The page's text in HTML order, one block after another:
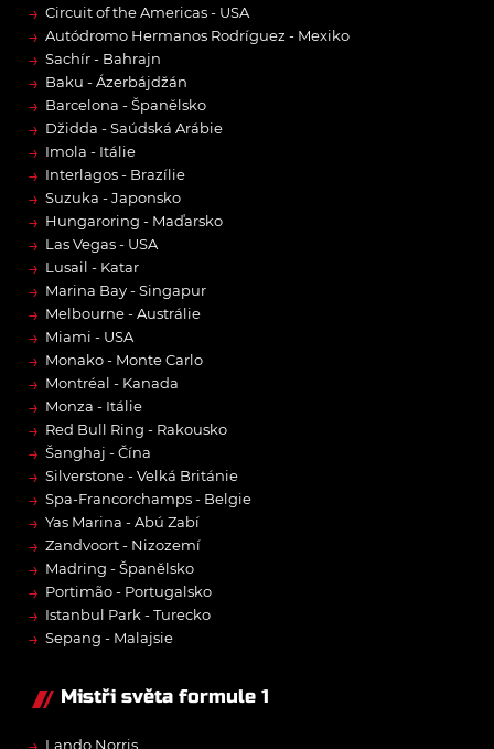
→ Circuit of the Americas - USA
→ Autódromo Hermanos Rodríguez - Mexiko
→ Sachír - Bahrajn
→ Baku - Ázerbájdžán
→ Barcelona - Španělsko
→ Džidda - Saúdská Arábie
→ Imola - Itálie
→ Interlagos - Brazílie
→ Suzuka - Japonsko
→ Hungaroring - Maďarsko
→ Las Vegas - USA
→ Lusail - Katar
→ Marina Bay - Singapur
→ Melbourne - Austrálie
→ Miami - USA
→ Monako - Monte Carlo
→ Montréal - Kanada
→ Monza - Itálie
→ Red Bull Ring - Rakousko
→ Šanghaj - Čína
→ Silverstone - Velká Británie
→ Spa-Francorchamps - Belgie
→ Yas Marina - Abú Zabí
→ Zandvoort - Nizozemí
→ Madring - Španělsko
→ Portimão - Portugalsko
→ Istanbul Park - Turecko
→ Sepang - Malajsie
Mistři světa formule 1
Lando Norris